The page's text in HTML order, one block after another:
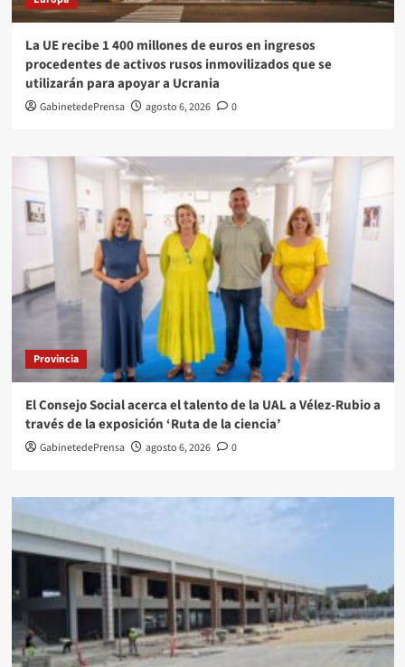
La UE recibe 1 400 millones de euros en ingresos
procedentes de activos rusos inmovilizados que se
utilizarán para apoyar a Ucrania
GabinetedePrensa agosto 6, 2026 0
Provincia
El Consejo Social acerca el talento de la UAL a Vélez-Rubio a
través de la exposición ‘Ruta de la ciencia’
GabinetedePrensa agosto 6, 2026 0